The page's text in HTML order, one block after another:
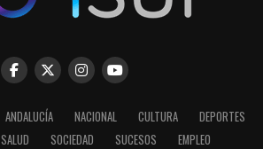
ANDALUCÍA NACIONAL CULTURA
DEPORTES
SALUD SOCIEDAD SUCESOS
EMPLEO